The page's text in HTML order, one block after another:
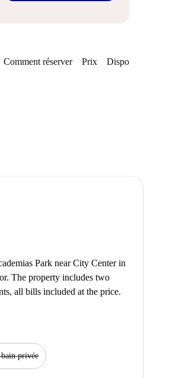
Comment réserver Prix Disponibilités
Park near City Center in
The property includes two
all bills included at the price.
privée